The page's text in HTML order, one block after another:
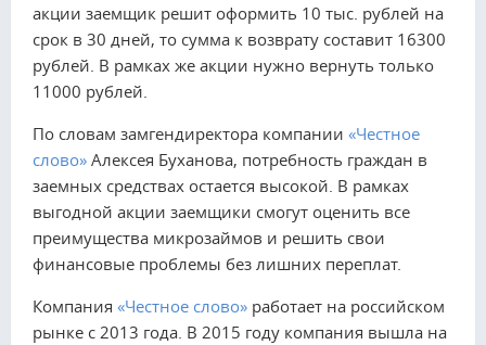
акции заемщик решит оформить 10 тыс. рублей на
срок в 30 дней, то сумма к возврату составит 16300
рублей. В рамках же акции нужно вернуть только
11000 рублей.
По словам замгендиректора компании «Честное
слово» Алексея Буханова, потребность граждан в
заемных средствах остается высокой. В рамках
выгодной акции заемщики смогут оценить все
преимущества микрозаймов и решить свои
финансовые проблемы без лишних переплат.
Компания «Честное слово» работает на российском
рынке с 2013 года. В 2015 году компания вышла на